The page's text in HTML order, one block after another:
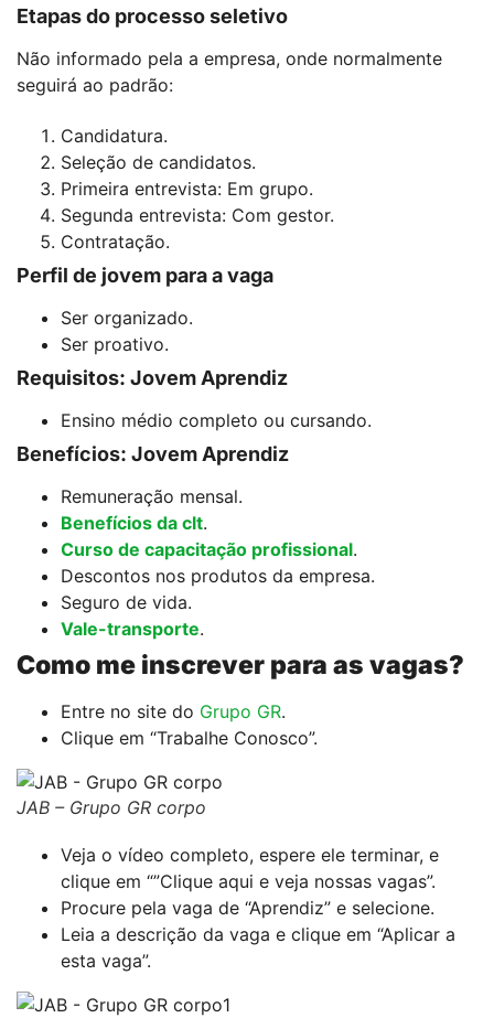
Etapas do processo seletivo
Não informado pela a empresa, onde normalmente
seguirá ao padrão:
Candidatura.
Seleção de candidatos.
Primeira entrevista: Em grupo.
Segunda entrevista: Com gestor.
Contratação.
Perfil de jovem para a vaga
Ser organizado.
Ser proativo.
Requisitos: Jovem Aprendiz
Ensino médio completo ou cursando.
Benefícios: Jovem Aprendiz
Remuneração mensal.
Benefícios da clt.
Curso de capacitação profissional.
Descontos nos produtos da empresa.
Seguro de vida.
Vale-transporte.
Como me inscrever para as vagas?
Entre no site do Grupo GR.
Clique em “Trabalhe Conosco”.
JAB – Grupo GR corpo
Veja o vídeo completo, espere ele terminar, e
clique em “”Clique aqui e veja nossas vagas”.
Procure pela vaga de “Aprendiz” e selecione.
Leia a descrição da vaga e clique em “Aplicar a
esta vaga”.